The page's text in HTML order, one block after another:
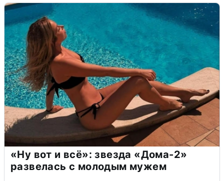
«Ну вот и всё»: звезда «Дома-2»
развелась с молодым мужем